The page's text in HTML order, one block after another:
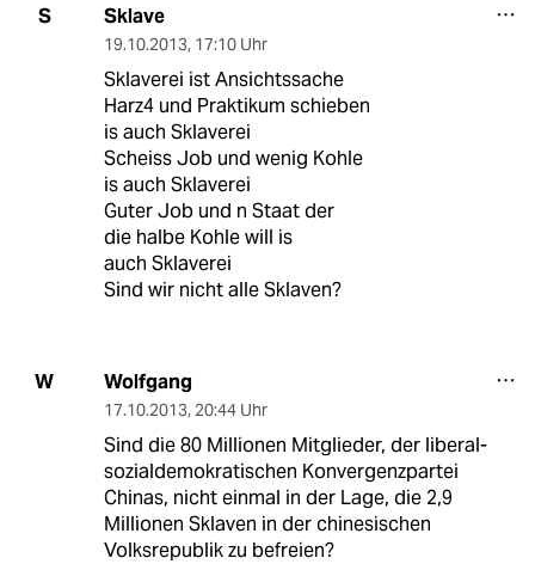
S Sklave
19.10.2013, 17:10 Uhr
Sklaverei ist Ansichtssache
Harz4 und Praktikum schieben
is auch Sklaverei
Scheiss Job und wenig Kohle
is auch Sklaverei
Guter Job und n Staat der
die halbe Kohle will is
auch Sklaverei
Sind wir nicht alle Sklaven?
W Wolfgang
17.10.2013, 20:44 Uhr
Sind die 80 Millionen Mitglieder, der liberal-
sozialdemokratischen Konvergenzpartei
Chinas, nicht einmal in der Lage, die 2,9
Millionen Sklaven in der chinesischen
Volksrepublik zu befreien?